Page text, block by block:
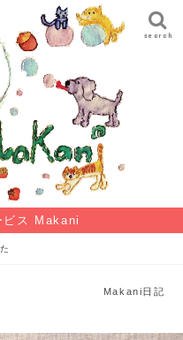
search
ビス Makani
Makani日記